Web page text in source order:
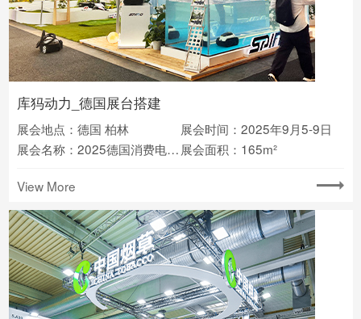
库犸动力_德国展台搭建
展会地点：德国 柏林
展会时间：2025年9月5-9日
展会名称：2025德国消费电子展IFA 展会面积：165m²
View More